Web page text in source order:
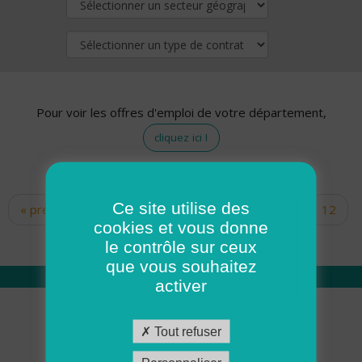
Pour voir les offres d'emploi de votre département,
cliquez ici !
Pages
« premier ‹ précédent … 10
12
14 15 16 17
Qui sommes nous
Académie ADMR
Ce site utilise des
cookies et vous donne
le contrôle sur ceux
que vous souhaitez
activer
Tout refuser